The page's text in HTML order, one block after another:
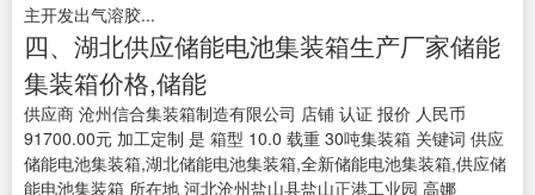
主开发出气溶胶...
四、湖北供应储能电池集装箱生产厂家储能
集装箱价格,储能
供应商 沧州信合集装箱制造有限公司 店铺 认证 报价 人民币
91700.00元 加工定制 是 箱型 10.0 载重 30吨集装箱 关键词 供应
储能电池集装箱,湖北储能电池集装箱,全新储能电池集装箱,供应储
能电池集装箱 所在地 河北沧州盐山县盐山正港工业园 高娜